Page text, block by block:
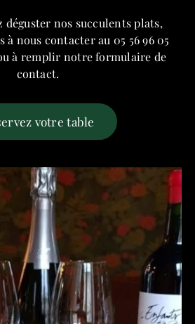
déguster nos succulents plats,
nous contacter au 05 56 96 05
à remplir notre formulaire de
contact.
votre table